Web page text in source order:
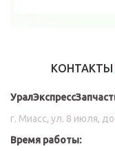
КОНТАКТЫ
г. Миасс, ул. 8 июля,
Время работы: